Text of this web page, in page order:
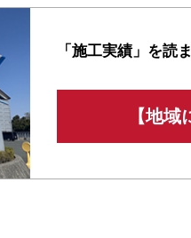
「施工実績」を読
【地